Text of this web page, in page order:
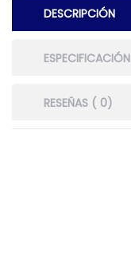
DESCRIPCIÓN
ESPECIFICACIÓN
RESEÑAS ( 0)